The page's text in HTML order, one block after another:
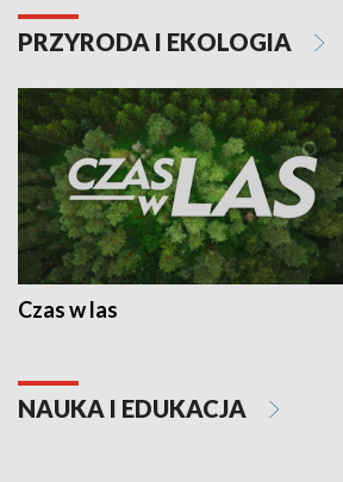
PRZYRODA I EKOLOGIA
Czas w las
NAUKA I EDUKACJA